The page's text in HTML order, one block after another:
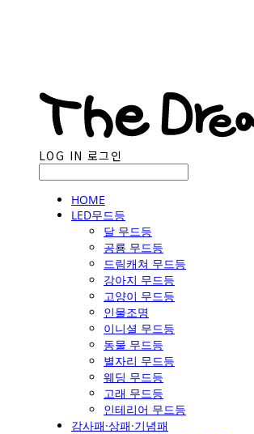
LOG IN 로그인
HOME
LED무드등
달 무드등
공룡 무드등
드림캐쳐 무드등
강아지 무드등
고양이 무드등
인물조명
이니셜 무드등
동물 무드등
별자리 무드등
웨딩 무드등
고래 무드등
인테리어 무드등
감사패·상패·기념패